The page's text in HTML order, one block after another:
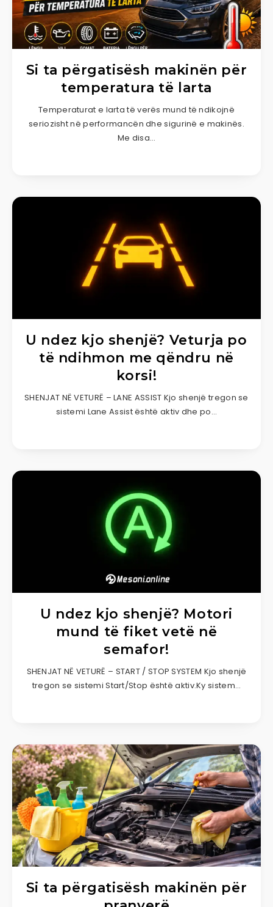
Si ta përgatisësh makinën për
temperatura të larta
Temperaturat e larta të verës mund të ndikojnë
seriozisht në performancën dhe sigurinë e makinës.
Me disa…
U ndez kjo shenjë? Veturja po
të ndihmon me qëndru në
korsi!
SHENJAT NË VETURË – LANE ASSIST Kjo shenjë tregon se
sistemi Lane Assist është aktiv dhe po…
U ndez kjo shenjë? Motori
mund të fiket vetë në
semafor!
SHENJAT NË VETURË – START / STOP SYSTEM Kjo shenjë
tregon se sistemi Start/Stop është aktiv.Ky sistem…
Si ta përgatisësh makinën për